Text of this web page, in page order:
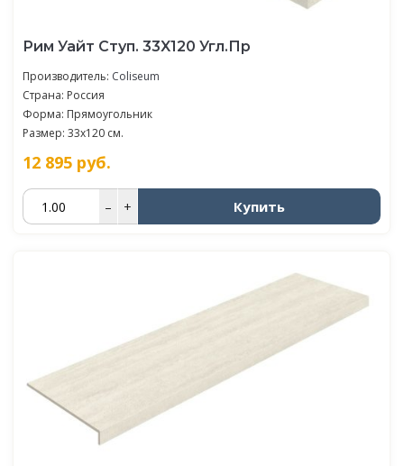
Рим Уайт Ступ. 33X120 Угл.Пр
Производитель: Coliseum
Страна: Россия
Форма: Прямоугольник
Размер: 33x120 см.
12 895 руб.
– + Купить